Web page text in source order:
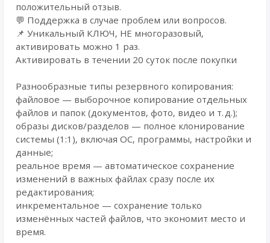
положительный отзыв.
💬 Поддержка в случае проблем или вопросов.
📌 Уникальный КЛЮЧ, НЕ многоразовый,
активировать можно 1 раз.
Активировать в течении 20 суток после покупки
Разнообразные типы резервного копирования:
файловое — выборочное копирование отдельных
файлов и папок (документов, фото, видео и т. д.);
образы дисков/разделов — полное клонирование
системы (1:1), включая ОС, программы, настройки и
данные;
реальное время — автоматическое сохранение
изменений в важных файлах сразу после их
редактирования;
инкрементальное — сохранение только
изменённых частей файлов, что экономит место и
время.